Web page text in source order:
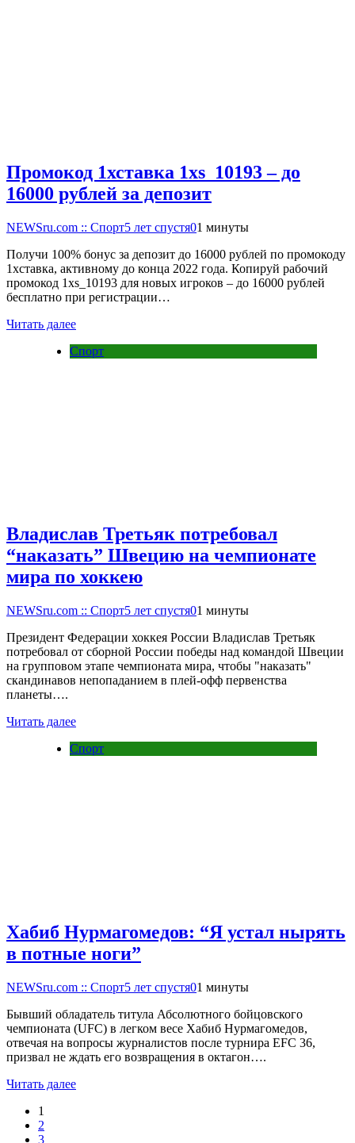
Промокод 1хставка 1xs_10193 – до
16000 рублей за депозит
NEWSru.com :: Спорт5 лет спустя01 минуты
Получи 100% бонус за депозит до 16000 рублей по промокоду
1хставка, активному до конца 2022 года. Копируй рабочий
промокод 1xs_10193 для новых игроков – до 16000 рублей
бесплатно при регистрации…
Читать далее
Спорт
Владислав Третьяк потребовал
“наказать” Швецию на чемпионате
мира по хоккею
NEWSru.com :: Спорт5 лет спустя01 минуты
Президент Федерации хоккея России Владислав Третьяк
потребовал от сборной России победы над командой Швеции
на групповом этапе чемпионата мира, чтобы "наказать"
скандинавов непопаданием в плей-офф первенства
планеты….
Читать далее
Спорт
Хабиб Нурмагомедов: “Я устал нырять
в потные ноги”
NEWSru.com :: Спорт5 лет спустя01 минуты
Бывший обладатель титула Абсолютного бойцовского
чемпионата (UFC) в легком весе Хабиб Нурмагомедов,
отвечая на вопросы журналистов после турнира EFC 36,
призвал не ждать его возвращения в октагон….
Читать далее
1
2
3